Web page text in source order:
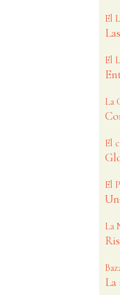
El
El
La
El
El
La
La